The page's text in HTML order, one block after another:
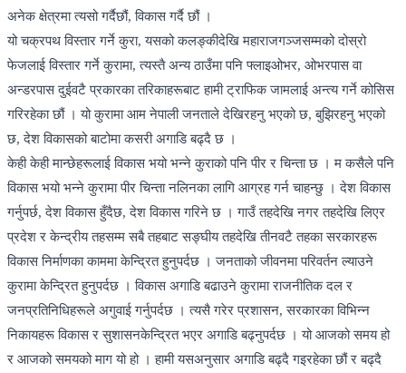
अनेक क्षेत्रमा त्यसो गर्दैछौं, विकास गर्दै छौं ।
यो चक्रपथ विस्तार गर्ने कुरा, यसको कलङ्कीदेखि महाराजगञ्जसम्मको दोस्रो
फेजलाई विस्तार गर्ने कुरामा, त्यस्तै अन्य ठाउँमा पनि फ्लाइओभर, ओभरपास वा
अन्डरपास दुईवटै प्रकारका तरिकाहरूबाट हामी ट्राफिक जामलाई अन्त्य गर्ने कोसिस
गरिरहेका छौं । यो कुरामा आम नेपाली जनताले देखिरहनु भएको छ, बुझिरहनु भएको
छ, देश विकासको बाटोमा कसरी अगाडि बढ्दै छ ।
केही केही मान्छेहरूलाई विकास भयो भन्ने कुराको पनि पीर र चिन्ता छ । म कसैले पनि
विकास भयो भन्ने कुरामा पीर चिन्ता नलिनका लागि आग्रह गर्न चाहन्छु । देश विकास
गर्नुपर्छ, देश विकास हुँदैछ, देश विकास गरिने छ । गाउँ तहदेखि नगर तहदेखि लिएर
प्रदेश र केन्द्रीय तहसम्म सबै तहबाट सङ्घीय तहदेखि तीनवटै तहका सरकारहरू
विकास निर्माणका काममा केन्द्रित हुनुपर्दछ । जनताको जीवनमा परिवर्तन ल्याउने
कुरामा केन्द्रित हुनुपर्दछ । विकास अगाडि बढाउने कुरामा राजनीतिक दल र
जनप्रतिनिधिहरूले अगुवाई गर्नुपर्दछ । त्यसै गरेर प्रशासन, सरकारका विभिन्न
निकायहरू विकास र सुशासनकेन्द्रित भएर अगाडि बढ्नुपर्दछ । यो आजको समय हो
र आजको समयको माग यो हो । हामी यसअनुसार अगाडि बढ्दै गइरहेका छौं र बढ्दै